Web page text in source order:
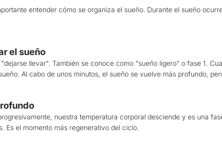
entender cómo se organiza el sueño. Durante el sueño
el sueño
llevar". También se conoce como "sueño ligero" o fase 1.
Al cabo de unos minutos, el sueño se vuelve más profundo,
nuestra temperatura corporal desciende y es una
Es el momento más regenerativo del ciclo.